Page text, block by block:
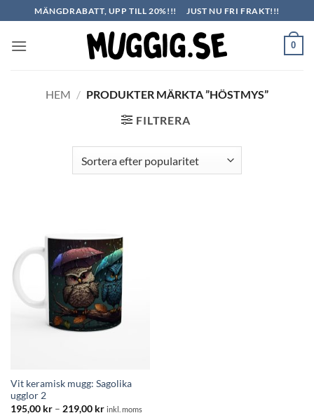
to
content
MÄNGDRABATT, UPP TILL 20%!!! JUST NU FRI FRAKT!!!
0
HEM / PRODUKTER MÄRKTA ”HÖSTMYS”
FILTRERA
Vit keramisk mugg: Sagolika
ugglor 2
195,00 kr – 219,00 krPrisintervall:
inkl. moms